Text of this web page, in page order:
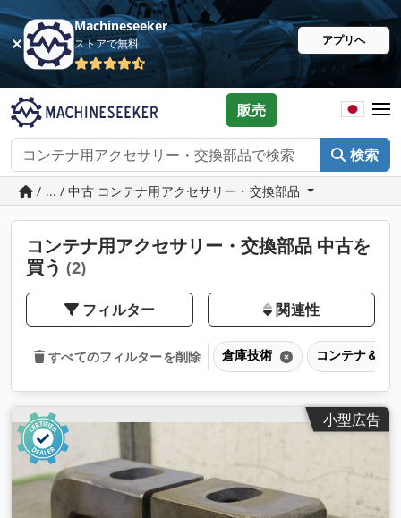
Machineseeker
ストアで無料 アプリへ
検索
販売
/ ... / 中古 コンテナ用アクセサリー・交換部品
コンテナ用アクセサリー・交換部品 中古を
買う (2)
フィルター 関連性
すべてのフィルターを削除 倉庫技術 コンテナ＆交
小型広告